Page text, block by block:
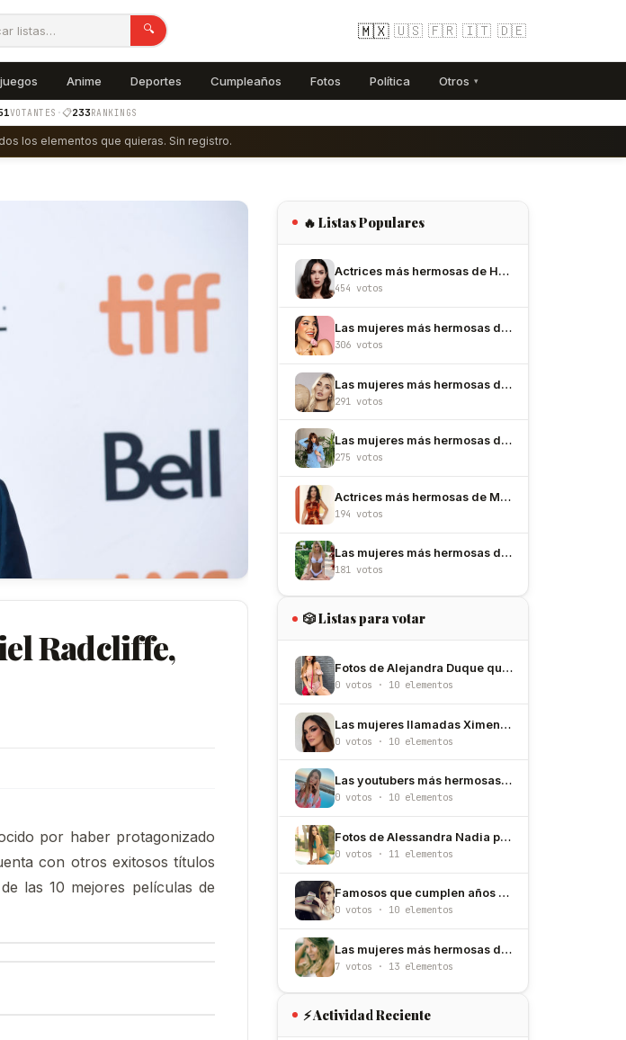
🔍 🇲🇽 🇺🇸 🇫🇷 🇮🇹 🇩🇪
Anime Deportes Cumpleaños Fotos Política Otros ▾
VOTANTES ·📋233RANKINGS
los elementos que quieras. Sin registro.
Radcliffe,
por haber protagonizado
con otros exitosos títulos
las 10 mejores películas de
🔥 Listas Populares
Actrices más hermosas de Hollywood
454 votos
Las mujeres más hermosas de México
306 votos
Las mujeres más hermosas de Colombia
291 votos
Las mujeres más hermosas de España
275 votos
Actrices más hermosas de México
194 votos
Las mujeres más hermosas de Argentina
181 votos
🎲 Listas para votar
Fotos de Alejandra Duque que confirman que es de las más bellas de Colombia
0 votos · 10 elementos
Las mujeres llamadas Ximena más hermosas
0 votos · 10 elementos
Las youtubers más hermosas de Alemania
0 votos · 10 elementos
Fotos de Alessandra Nadia para que conozcas a esta hermosa modelo
0 votos · 11 elementos
Famosos que cumplen años el 17 de mayo
0 votos · 10 elementos
Las mujeres más hermosas de Uruguay
7 votos · 13 elementos
⚡ Actividad Reciente